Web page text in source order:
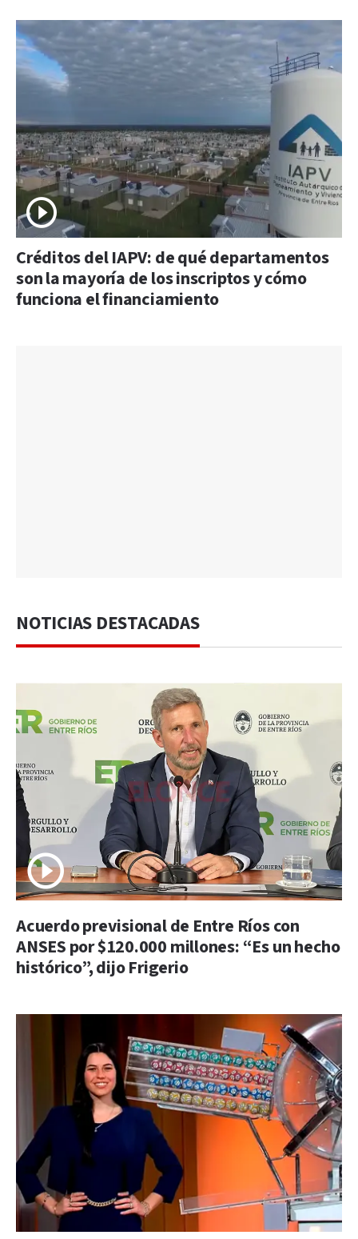
Créditos del IAPV: de qué departamentos
son la mayoría de los inscriptos y cómo
funciona el financiamiento
NOTICIAS DESTACADAS
Acuerdo previsional de Entre Ríos con
ANSES por $120.000 millones: “Es un hecho
histórico”, dijo Frigerio